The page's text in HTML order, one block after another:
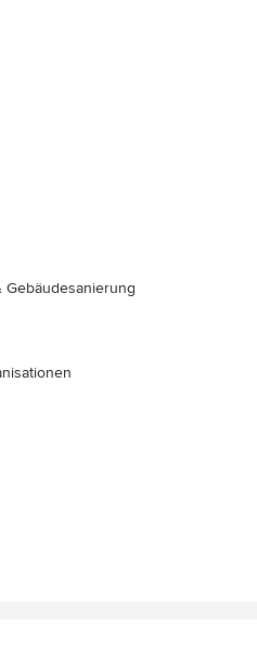
Gebäudesanierung